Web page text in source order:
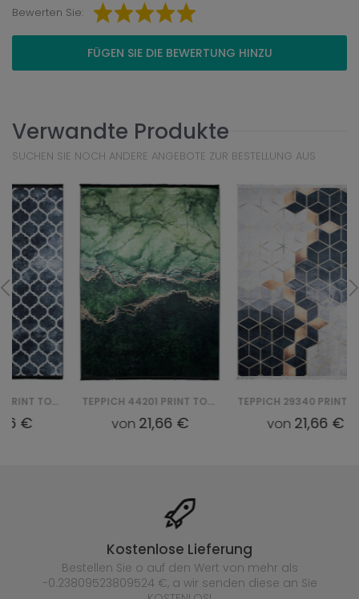
Bewerten Sie:
FÜGEN SIE DIE BEWERTUNG HINZU
Verwandte Produkte
SUCHEN SIE NOCH ANDERE ANGEBOTE ZUR BESTELLUNG AUS
TEPPICH 44201 PRINT TOSCANA
21,66 €
TEPPICH 29340 PRINT TOSCANA
21,66 €
Kostenlose Lieferung
Bestellen Sie o auf den Wert von mehr als
-0.23809523809524 €, a wir senden diese an Sie